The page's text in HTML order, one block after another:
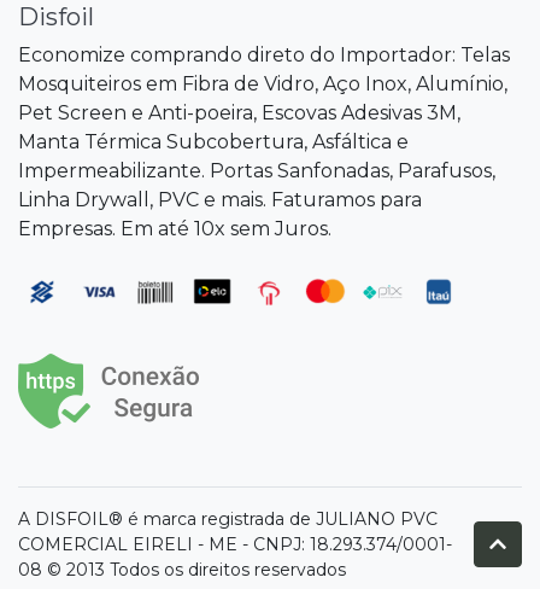
Disfoil
Economize comprando direto do Importador: Telas
Mosquiteiros em Fibra de Vidro, Aço Inox, Alumínio,
Pet Screen e Anti-poeira, Escovas Adesivas 3M,
Manta Térmica Subcobertura, Asfáltica e
Impermeabilizante. Portas Sanfonadas, Parafusos,
Linha Drywall, PVC e mais. Faturamos para
Empresas. Em até 10x sem Juros.
A DISFOIL® é marca registrada de JULIANO PVC
COMERCIAL EIRELI - ME - CNPJ: 18.293.374/0001-
08 © 2013 Todos os direitos reservados